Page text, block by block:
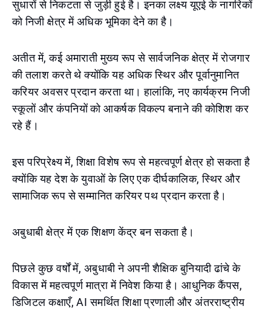
सुधारों से निकटता से जुड़ी हुई है। इनका लक्ष्य यूएई के नागरिकों
को निजी क्षेत्र में अधिक भूमिका देने का है।
अतीत में, कई अमाराती मुख्य रूप से सार्वजनिक क्षेत्र में रोजगार
की तलाश करते थे क्योंकि यह अधिक स्थिर और पूर्वानुमानित
करियर अवसर प्रदान करता था। हालांकि, नए कार्यक्रम निजी
स्कूलों और कंपनियों को आकर्षक विकल्प बनाने की कोशिश कर
रहे हैं।
इस परिप्रेक्ष्य में, शिक्षा विशेष रूप से महत्वपूर्ण क्षेत्र हो सकता है
क्योंकि यह देश के युवाओं के लिए एक दीर्घकालिक, स्थिर और
सामाजिक रूप से सम्मानित करियर पथ प्रदान करता है।
अबुधाबी क्षेत्र में एक शिक्षण केंद्र बन सकता है।
पिछले कुछ वर्षों में, अबुधाबी ने अपनी शैक्षिक बुनियादी ढांचे के
विकास में महत्वपूर्ण मात्रा में निवेश किया है। आधुनिक कैंपस,
डिजिटल कक्षाएँ, AI समर्थित शिक्षा प्रणाली और अंतरराष्ट्रीय